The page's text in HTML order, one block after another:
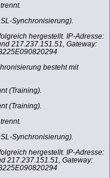
Synchronisierung).
hergestellt. IP-Adresse:
217.237.151.51, Gateway:
besteht mit
(Training).
(Training).
Synchronisierung).
hergestellt. IP-Adresse:
217.237.151.51, Gateway: